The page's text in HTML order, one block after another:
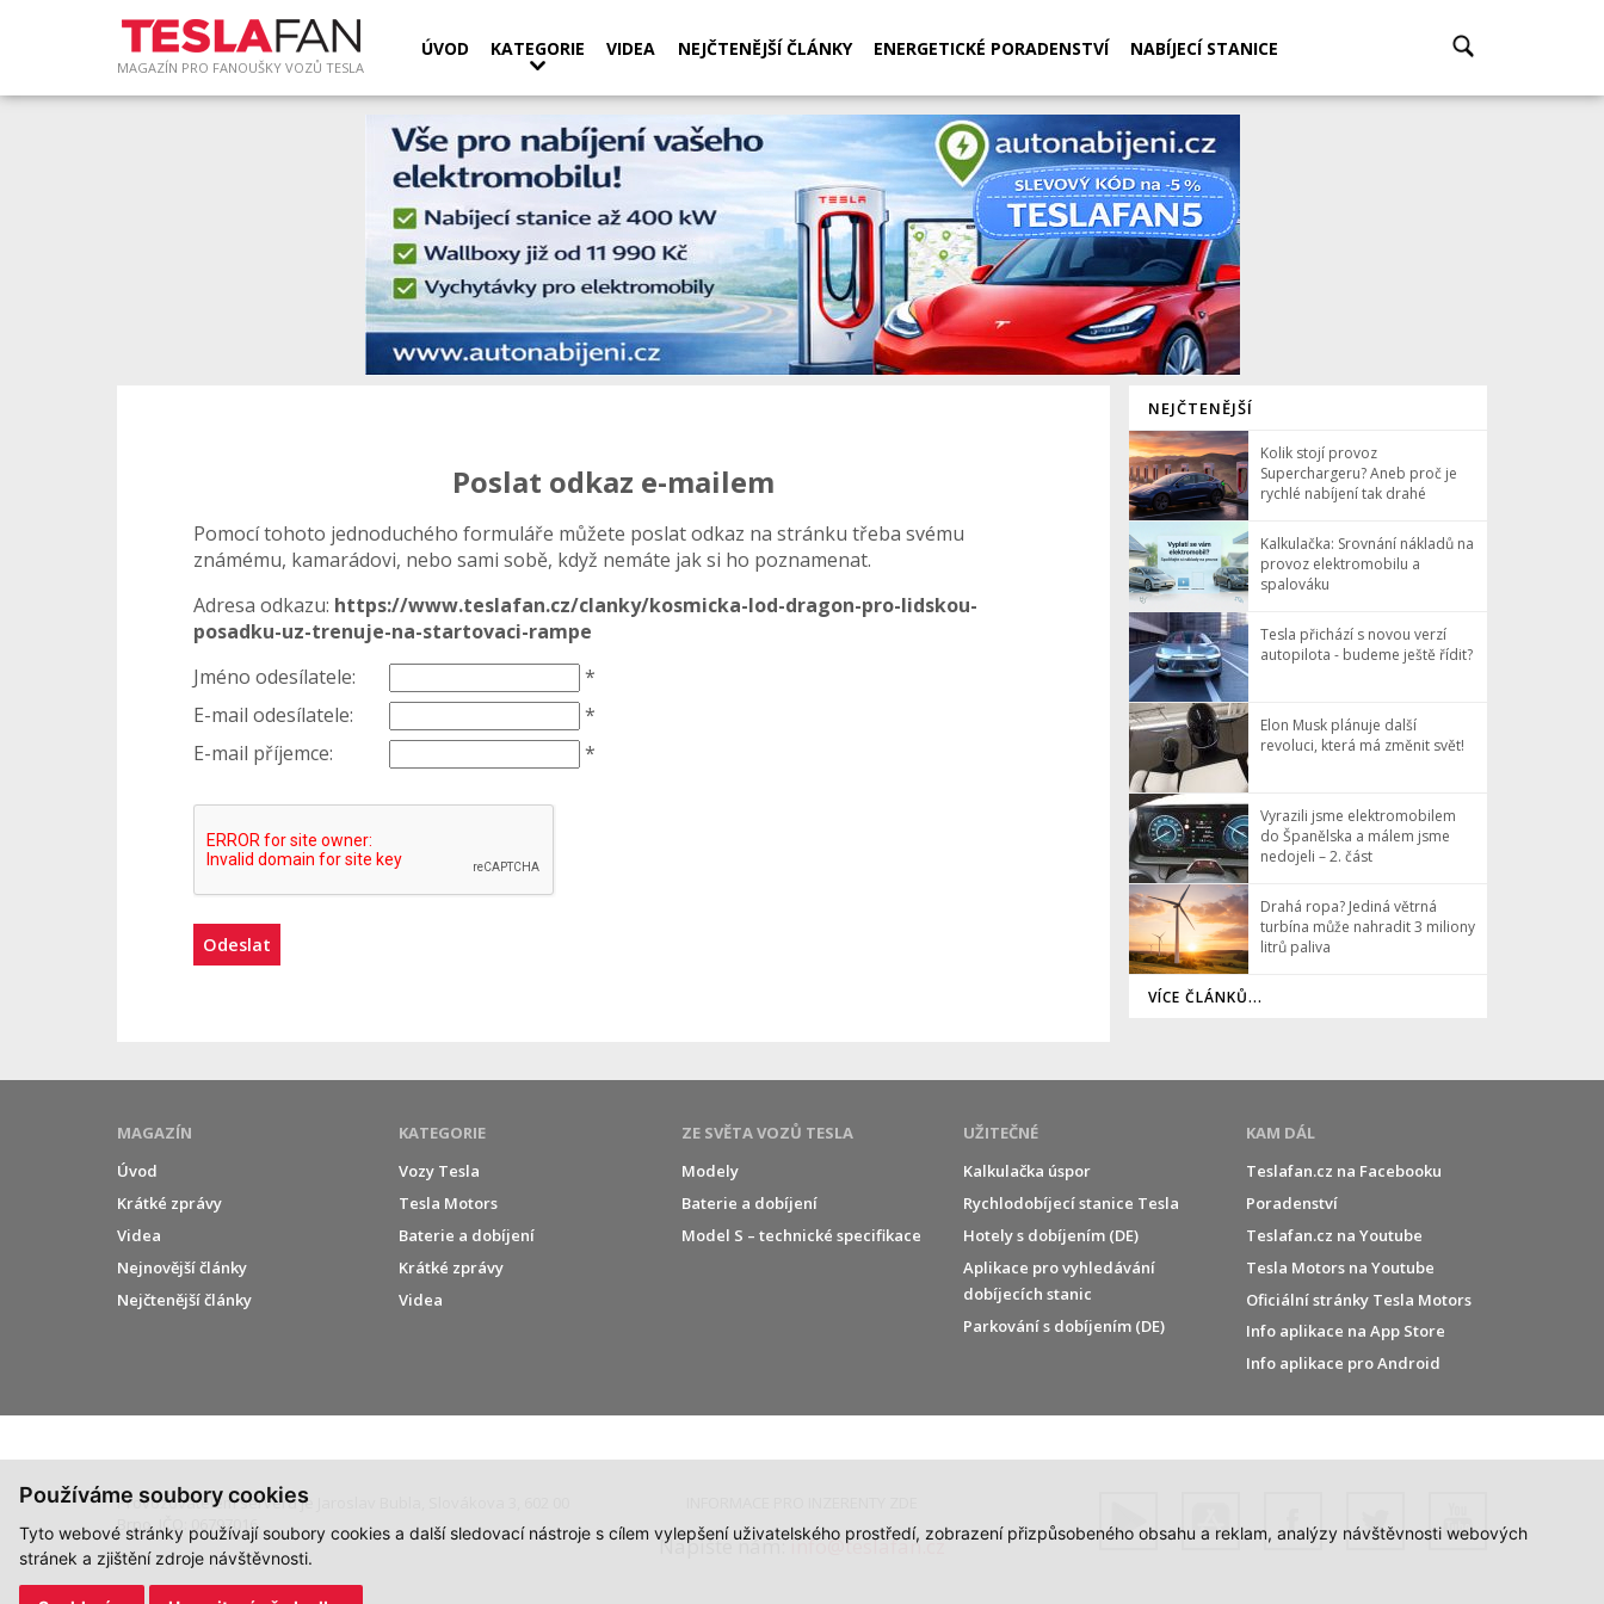
Používáme soubory cookies
Tyto webové stránky používají soubory cookies a další sledovací nástroje s cílem vylepšení uživatelského prostředí, zobrazení přizpůsobeného obsahu a reklam, analýzy návštěvnosti webových
stránek a zjištění zdroje návštěvnosti.
MAGAZÍN PRO FANOUŠKY VOZŮ TESLA
ÚVOD KATEGORIE VIDEA NEJČTENĚJŠÍ ČLÁNKY ENERGETICKÉ PORADENSTVÍ NABÍJECÍ STANICE
Poslat odkaz e-mailem
Pomocí tohoto jednoduchého formuláře můžete poslat odkaz na stránku třeba svému
známému, kamarádovi, nebo sami sobě, když nemáte jak si ho poznamenat.
Adresa odkazu: https://www.teslafan.cz/clanky/kosmicka-lod-dragon-pro-lidskou-
posadku-uz-trenuje-na-startovaci-rampe
Jméno odesílatele:
*
E-mail odesílatele:
*
E-mail příjemce:
*
Odeslat
NEJČTENĚJŠÍ
Kolik stojí provoz
Superchargeru? Aneb proč je
rychlé nabíjení tak drahé
Kalkulačka: Srovnání nákladů na
provoz elektromobilu a
spalováku
Tesla přichází s novou verzí
autopilota - budeme ještě řídit?
Elon Musk plánuje další
revoluci, která má změnit svět!
Vyrazili jsme elektromobilem
do Španělska a málem jsme
nedojeli – 2. část
Drahá ropa? Jediná větrná
turbína může nahradit 3 miliony
litrů paliva
VÍCE ČLÁNKŮ...
MAGAZÍN
Úvod
Krátké zprávy
Videa
Nejnovější články
Nejčtenější články
KATEGORIE
Vozy Tesla
Tesla Motors
Baterie a dobíjení
Krátké zprávy
Videa
ZE SVĚTA VOZŮ TESLA
Modely
Baterie a dobíjení
Model S – technické specifikace
UŽITEČNÉ
Kalkulačka úspor
Rychlodobíjecí stanice Tesla
Hotely s dobíjením (DE)
Aplikace pro vyhledávání
dobíjecích stanic
Parkování s dobíjením (DE)
KAM DÁL
Teslafan.cz na Facebooku
Poradenství
Teslafan.cz na Youtube
Tesla Motors na Youtube
Oficiální stránky Tesla Motors
Info aplikace na App Store
Info aplikace pro Android
Provozovatelem serveru je Jaroslav Bubla, Slovákova 3, 602 00
Brno, IČO: 06797016.
Napište nám:info@teslafan.cz